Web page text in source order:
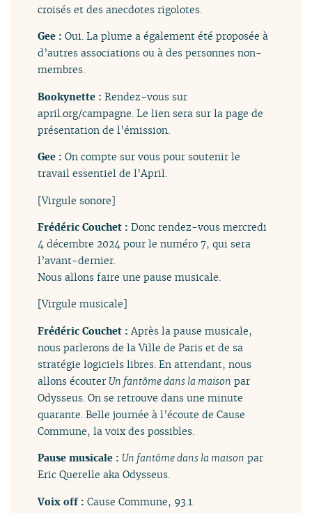
croisés et des anecdotes rigolotes.
Gee :Oui. La plume a également été proposée à
d’autres associations ou à des personnes non-
membres.
Bookynette :Rendez-vous sur
april.org/campagne. Le lien sera sur la page de
présentation de l’émission.
Gee :On compte sur vous pour soutenir le
travail essentiel de l’April.
[Virgule sonore]
Frédéric Couchet :Donc rendez-vous mercredi
4 décembre 2024 pour le numéro 7, qui sera
l’avant-dernier.
Nous allons faire une pause musicale.
[Virgule musicale]
Frédéric Couchet :Après la pause musicale,
nous parlerons de la Ville de Paris et de sa
stratégie logiciels libres. En attendant, nous
allons écouter Un fantôme dans la maison par
Odysseus. On se retrouve dans une minute
quarante. Belle journée à l’écoute de Cause
Commune, la voix des possibles.
Pause musicale : Un fantôme dans la maison par
Eric Querelle aka Odysseus.
Voix off :Cause Commune, 93.1.